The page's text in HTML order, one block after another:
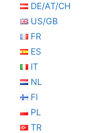
DE/AT/CH
US/GB
FR
ES
IT
NL
FI
PL
TR